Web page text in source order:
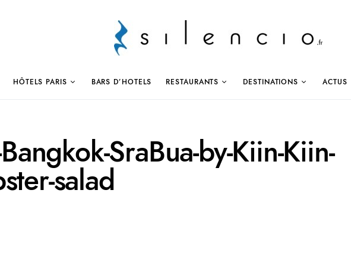
HÔTELS PARIS BARS D’HOTELS RESTAURANTS DESTINATIONS ACTUS
SraBua-by-Kiin-Kiin-
salad